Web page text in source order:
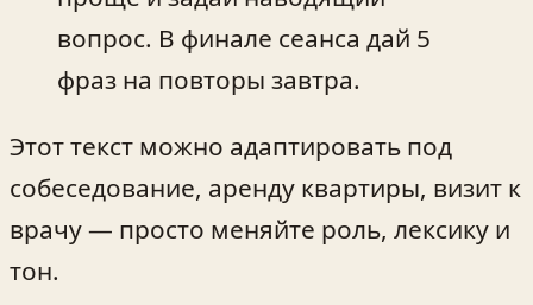
вопрос. В финале сеанса дай 5
фраз на повторы завтра.
Этот текст можно адаптировать под
собеседование, аренду квартиры, визит к
врачу — просто меняйте роль, лексику и
тон.